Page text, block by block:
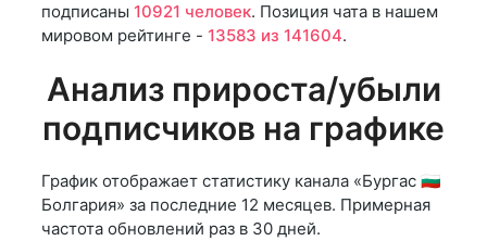
подписаны 10921 человек. Позиция чата в нашем
мировом рейтинге - 13583 из 141604.
Анализ прироста/убыли
подписчиков на графике
График отображает статистику канала «Бургас 🇧🇬
Болгария» за последние 12 месяцев. Примерная
частота обновлений раз в 30 дней.